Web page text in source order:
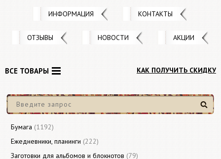
ИНФОРМАЦИЯ КОНТАКТЫ
ОТЗЫВЫ НОВОСТИ АКЦИИ
КАК ПОЛУЧИТЬ СКИДКУ
Найти
ВСЕ ТОВАРЫ
Бумага (1192)
Ежедневники, планинги (222)
Заготовки для альбомов и блокнотов (79)